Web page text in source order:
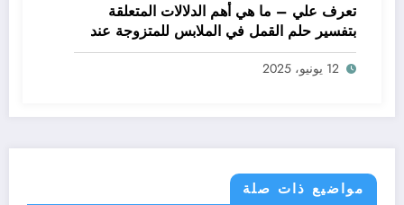
تعرف علي – ما هي أهم الدلالات المتعلقة
بتفسير حلم القمل في الملابس للمتزوجة عند
ابن سيرين؟ – بالتفصيل
12 يونيو، 2025
مواضيع ذات صلة